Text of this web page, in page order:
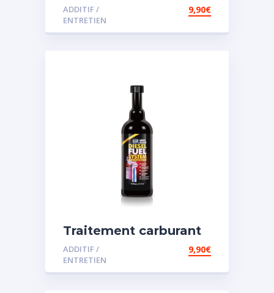
spécial essence
ADDITIF /
ENTRETIEN
9,90€
Traitement carburant
spécial diesel
ADDITIF /
ENTRETIEN
9,90€